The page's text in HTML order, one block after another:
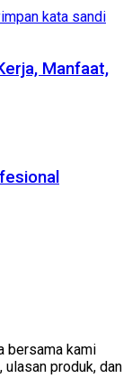
Manfaat,
bersama kami
produk, dan